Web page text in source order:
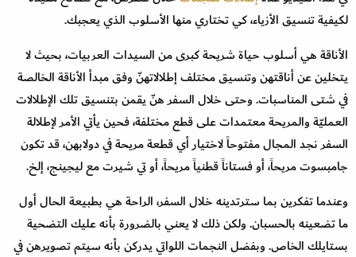
لكيفية تنسيق الأزياء، كي تختاري منها الأسلوب الذي يعجبك.
الأناقة هي أسلوب حياة شريحة كبرى من السيدات العربيات، بحيث لا
يتخلين عن أناقتهن وتنسيق مختلف إطلالاتهنّ وفق مبدأ الأناقة الخالصة
في شتى المناسبات. وحتى خلال السفر هنّ يقمن بتنسيق تلك الإطلالات
العمليّة والمريحة معتمدات على قطع مختلفة، فحين يأتي الأمر لإطلالة
السفر نجد المجال مفتوحاً لاختيار أي قطعة مريحة في دولابهن، قد تكون
جامبسوت مريحاً، أو فستاناً قطنياً مريحاً، أو تي شيرت مع ليجينج، إلخ.
وعندما تفكرين بما سترتدينه خلال السفر، الراحة هي بطبيعة الحال أول
ما تضعينه بالحسبان. ولكن ذلك لا يعني بالضرورة بأنه عليك التضحية
بستايلك الخاص. وبفضل النجمات اللواتي يدركن بأنه سيتم تصويرهن في